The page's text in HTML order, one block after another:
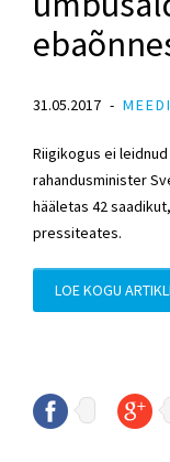
31.05.2017
Riigikogus ei
rahandusminister
hääletas 42
pressiteates.
LOE KOGU